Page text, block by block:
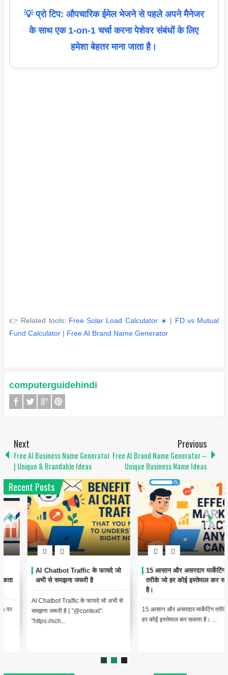
💡 प्रो टिप: औपचारिक ईमेल भेजने से पहले अपने मैनेजर
के साथ एक 1-on-1 चर्चा करना पेशेवर संबंधों के लिए
हमेशा बेहतर माना जाता है।
👉 Related tools: Free Solar Load Calculator ☀️ | FD vs Mutual
Fund Calculator| Free AI Brand Name Generator
computerguidehindi
Next
Free AI Business Name Generator
| Unique & Brandable Ideas
Previous
Free AI Brand Name Generator –
Unique Business Name Ideas
Recent Posts
AI Chatbot Traffic के फायदे जो
अभी से समझना जरूरी है
AI Chatbot Traffic के फायदे जो अभी से
समझना जरूरी है { "@context":
"https://sch...
15 आसान और असरदार मार्केटिंग
तरीके जो हर कोई इस्तेमाल कर सकता
है।
15 आसान और असरदार मार्केटिंग तरीके जो
हर कोई इस्तेमाल कर सकता है। ...